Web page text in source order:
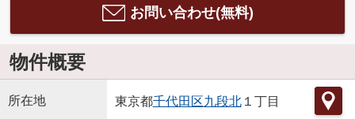
お問い合わせ(無料)
物件概要
所在地 東京都千代田区九段北１丁目